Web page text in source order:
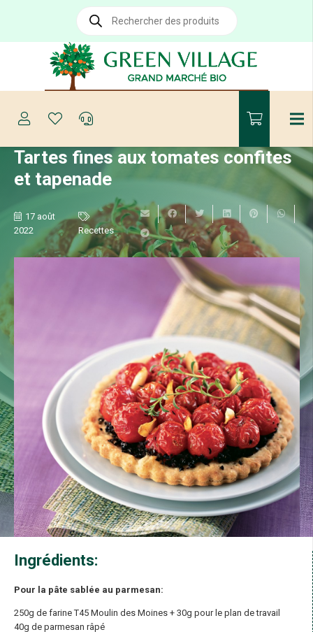
Recherche
produits
Tartes fines aux tomates confites
et tapenade
17 août
2022
Recettes
Ingrédients:
Pour la pâte sablée au parmesan:
250g de farine T45 Moulin des Moines + 30g pour le plan de travail
40g de parmesan râpé